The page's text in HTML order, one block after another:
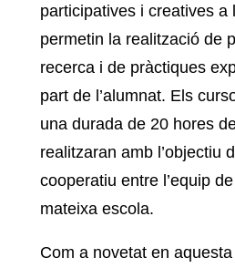
participatives i creatives a
permetin la realització de
recerca i de pràctiques
part de l’alumnat. Els
una durada de 20 hores
realitzaran amb l’objectiu
cooperatiu entre l’equip
mateixa escola.
Com a novetat en